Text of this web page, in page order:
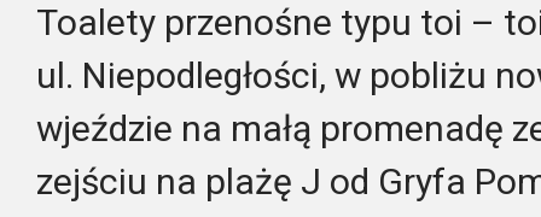
Toalety przenośne typu toi –
ul. Niepodległości, w pobliżu
wjeździe na małą promenadę
zejściu na plażę J od Gryfa